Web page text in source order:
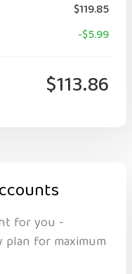
$119.85
-$5.99
$113.86
for you -
for maximum